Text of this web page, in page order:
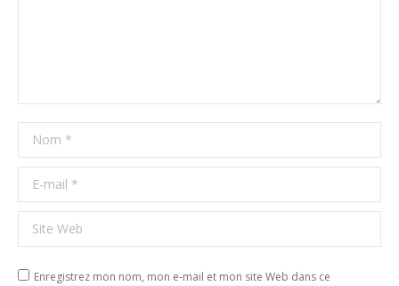
Nom *
E-mail *
Site Web
Enregistrez mon nom, mon e-mail et mon site Web dans ce